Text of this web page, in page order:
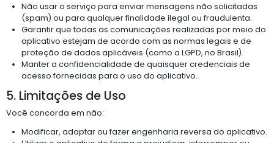
Não usar o serviço para enviar mensagens não solicitadas
(spam) ou para qualquer finalidade ilegal ou fraudulenta.
Garantir que todas as comunicações realizadas por meio do
aplicativo estejam de acordo com as normas legais e de
proteção de dados aplicáveis (como a LGPD, no Brasil).
Manter a confidencialidade de quaisquer credenciais de
acesso fornecidas para o uso do aplicativo.
5. Limitações de Uso
Você concorda em não:
Modificar, adaptar ou fazer engenharia reversa do aplicativo.